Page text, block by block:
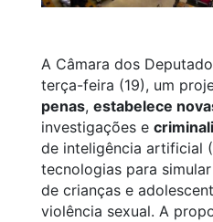
A Câmara dos
terça-feira (19), um
penas, estabelece
investigações e
de inteligência artificial
tecnologias para
de crianças e
violência sexual. A